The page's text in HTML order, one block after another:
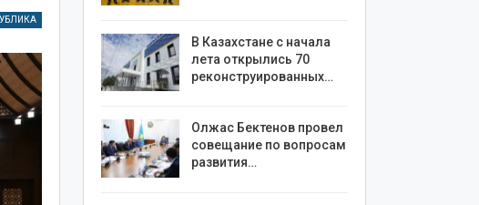
В Казахстане с начала
лета открылись 70
реконструированных…
Олжас Бектенов провел
совещание по вопросам
развития…